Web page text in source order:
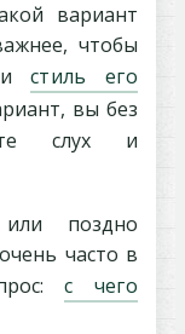
вариант
чтобы
истиль его
вы без
слух и
поздно
часто в
с чего